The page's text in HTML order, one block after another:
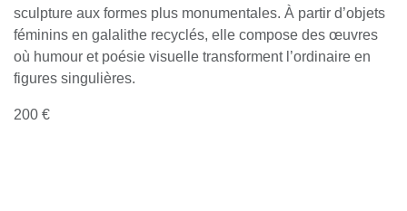
sculpture aux formes plus monumentales. À partir d’objets
féminins en galalithe recyclés, elle compose des œuvres
où humour et poésie visuelle transforment l’ordinaire en
figures singulières.
200 €